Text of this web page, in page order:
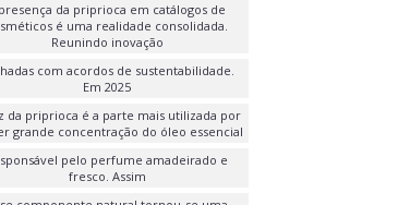
da priprioca em catálogos de
é uma realidade consolidada.
Reunindo inovação
com acordos de sustentabilidade.
Em 2025
da priprioca é a parte mais utilizada por
grande concentração do óleo essencial
pelo perfume amadeirado e
fresco. Assim